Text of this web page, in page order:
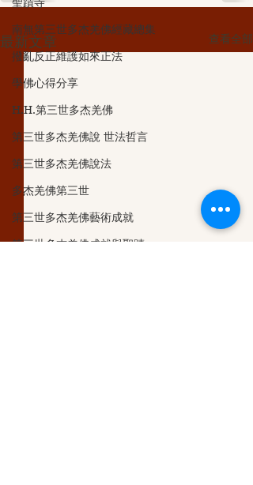
南無第三世多杰羌佛經藏總集
撥亂反正維護如來正法
學佛心得分享
H.H.第三世多杰羌佛
第三世多杰羌佛說 世法哲言
第三世多杰羌佛說法
多杰羌佛第三世
第三世多杰羌佛藝術成就
第三世多杰羌佛成就與聖蹟
最新文章 查看全部